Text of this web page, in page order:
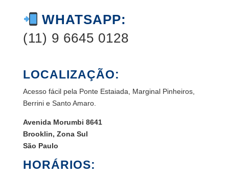
WHATSAPP:
(11) 9 6645 0128
LOCALIZAÇÃO:
Acesso fácil pela Ponte Estaiada, Marginal Pinheiros,
Berrini e Santo Amaro.
Avenida Morumbi 8641
Brooklin, Zona Sul
São Paulo
HORÁRIOS: